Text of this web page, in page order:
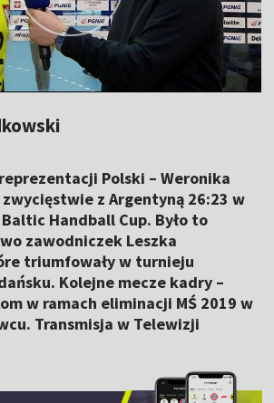
Polski – Weronika
zwycięstwie z Argentyną 26:23 w
Handball Cup. Było to
zawodniczek Leszka
triumfowały w turnieju
Kolejne mecze kadry –
w ramach eliminacji MŚ 2019 w
Transmisja w Telewizji